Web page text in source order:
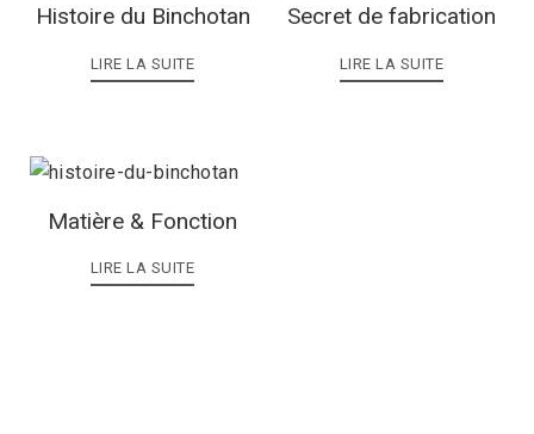
Histoire du Binchotan
LIRE LA SUITE
Secret de fabrication
LIRE LA SUITE
Matière & Fonction
LIRE LA SUITE